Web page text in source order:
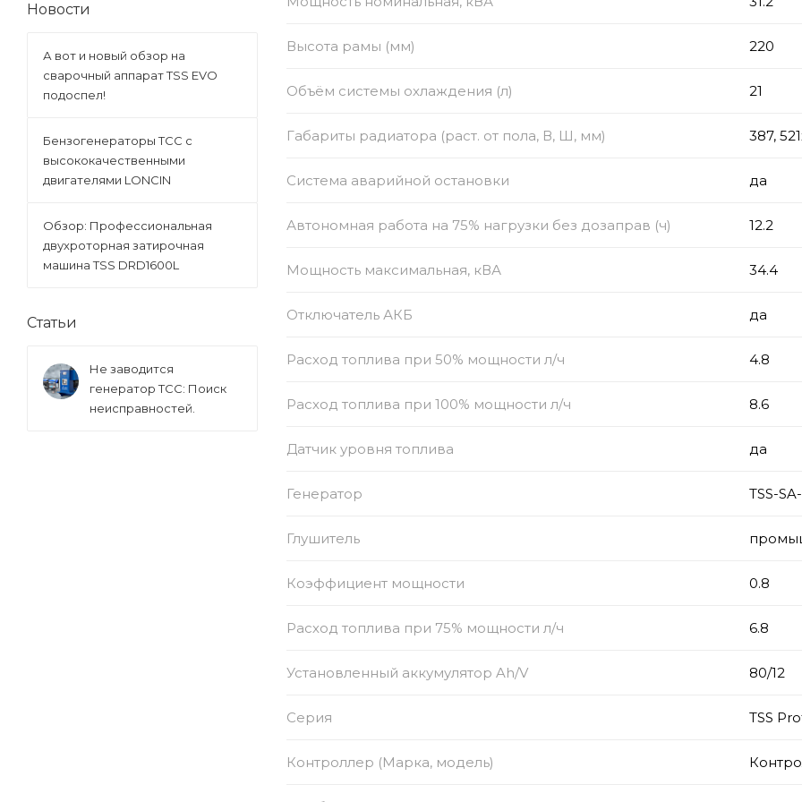
Высота рамы (мм) 220
Объём системы охлаждения (л) 21
Габариты радиатора (раст. от пола, В, Ш, мм) 387,
Система аварийной остановки да
Автономная работа на 75% нагрузки без дозаправ (ч) 12.2
Мощность максимальная, кВА 34.4
Отключатель АКБ да
Расход топлива при 50% мощности л/ч 4.8
Расход топлива при 100% мощности л/ч 8.6
Датчик уровня топлива да
Генератор TSS-
Глушитель
Коэффициент мощности 0.8
Расход топлива при 75% мощности л/ч 6.8
Установленный аккумулятор Ah/V 80/12
Серия TSS
Контроллер (Марка, модель)
Новости
А вот и новый обзор на
сварочный аппарат TSS EVO
подоспел!
Бензогенераторы ТСС с
высококачественными
двигателями LONCIN
Обзор: Профессиональная
двухроторная затирочная
машина TSS DRD1600L
Статьи
Не заводится
генератор ТСС: Поиск
неисправностей.